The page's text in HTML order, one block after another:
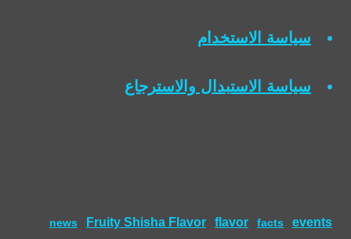
سياسة الاستخدام
سياسة الاستبدال والاسترجاع
events
facts
flavor
Fruity Shisha Flavor
news